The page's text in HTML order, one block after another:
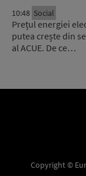
10:48 Social
Prețul energiei
putea crește din
al ACUE. De ce…
Copyright ©